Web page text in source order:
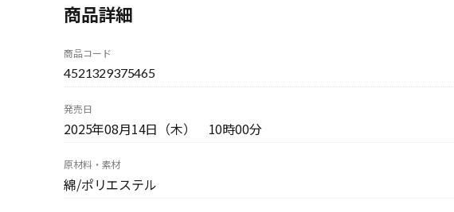
商品詳細
商品コード
4521329375465
発売日
2025年08月14日（木） 10時00分
原材料・素材
綿/ポリエステル